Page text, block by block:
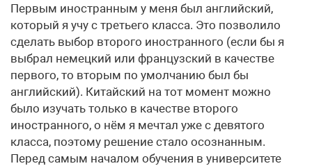
Первым иностранным у меня был английский,
который я учу с третьего класса. Это позволило
сделать выбор второго иностранного (если бы я
выбрал немецкий или французский в качестве
первого, то вторым по умолчанию был бы
английский). Китайский на тот момент можно
было изучать только в качестве второго
иностранного, о нём я мечтал уже с девятого
класса, поэтому решение стало осознанным.
Перед самым началом обучения в университете